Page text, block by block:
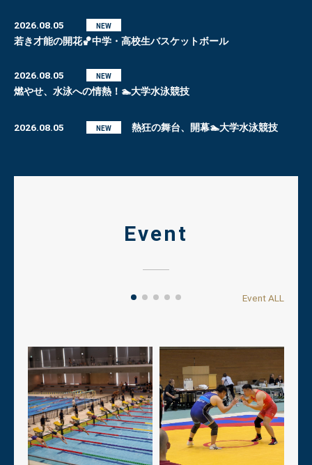
2026.08.05 NEW
若き才能の開花🏀中学・高校生バスケットボール
2026.08.05 NEW
燃やせ、水泳への情熱！🏊大学水泳競技
2026.08.05 NEW 熱狂の舞台、開幕🏊大学水泳競技
Event
Event ALL